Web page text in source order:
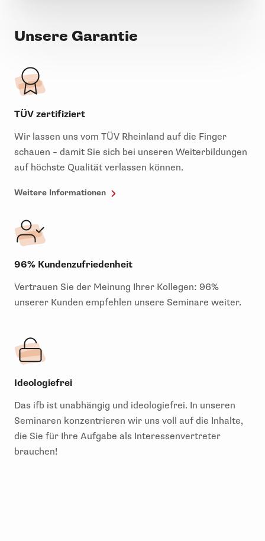
Unsere Garantie
TÜV zertifiziert
Wir lassen uns vom TÜV Rheinland auf die Finger
schauen – damit Sie sich bei unseren Weiterbildungen
auf höchste Qualität verlassen können.
Weitere Informationen
96% Kundenzufriedenheit
Vertrauen Sie der Meinung Ihrer Kollegen: 96%
unserer Kunden empfehlen unsere Seminare weiter.
Ideologiefrei
Das ifb ist unabhängig und ideologiefrei. In unseren
Seminaren konzentrieren wir uns voll auf die Inhalte,
die Sie für Ihre Aufgabe als Interessenvertreter
brauchen!